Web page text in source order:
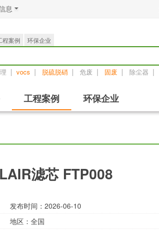
息
程案例
环保企业
| vocs | 脱硫脱硝 | 危废 | 固废 | 除尘器 |
工程案例 环保企业
滤芯 FTP008
发布时间：2026-06-10
地区： 全国